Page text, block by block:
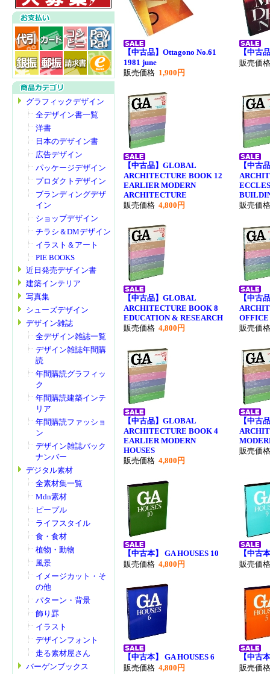
グラフィックデザイン
全デザイン書一覧
洋書
日本のデザイン書
広告デザイン
パッケージデザイン
プロダクトデザイン
ブランディングデザ
イン
ショップデザイン
チラシ＆DMデザイン
イラスト＆アート
PIE BOOKS
近日発売デザイン書
建築インテリア
写真集
シューズデザイン
デザイン雑誌
全デザイン雑誌一覧
デザイン雑誌年間購
読
年間購読グラフィッ
ク
年間購読建築インテ
リア
年間購読ファッショ
ン
デザイン雑誌バック
ナンバー
デジタル素材
全素材集一覧
Mdn素材
ピープル
ライフスタイル
食・食材
植物・動物
風景
イメージカット・そ
の他
パターン・背景
飾り罫
イラスト
デザインフォント
走る素材屋さん
バーゲンブックス
【中古品】Ottagono No.61
1981 june
販売価格 1,900円
【中古
販売価
【中古品】GLOBAL
ARCHITECTURE BOOK 12
EARLIER MODERN
ARCHITECTURE
販売価格 4,800円
【中古
販売価
【中古品】GLOBAL
ARCHITECTURE BOOK 8
EDUCATION & RESEARCH
販売価格 4,800円
【中古
販売価
【中古品】GLOBAL
ARCHITECTURE BOOK 4
EARLIER MODERN
HOUSES
販売価格 4,800円
【中古
販売価
【中古本】 GA HOUSES 10
販売価格 4,800円
【中古
販売価
【中古本】 GA HOUSES 6
販売価格 4,800円
【中古
販売価